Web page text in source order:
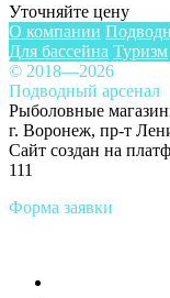
Уточняйте цену
О компании
Для бассейна Туризм
© 2018—2026
Подводный арсенал
Рыболовные
г. Воронеж, пр-т
Сайт создан на
111
Форма заявки